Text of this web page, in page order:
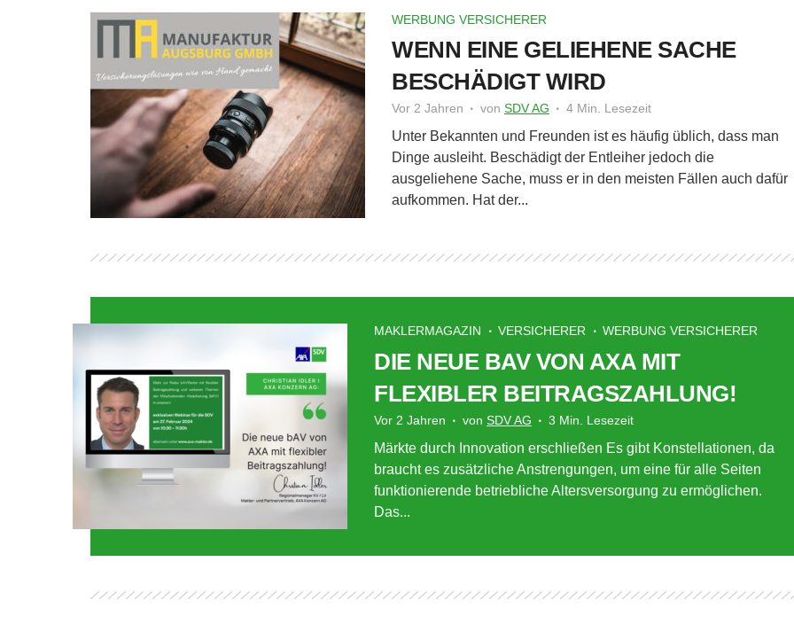
WERBUNG VERSICHERER
WENN EINE GELIEHENE SACHE
BESCHÄDIGT WIRD
Vor 2 Jahren von SDV AG 4 Min. Lesezeit
Unter Bekannten und Freunden ist es häufig üblich, dass man
Dinge ausleiht. Beschädigt der Entleiher jedoch die
ausgeliehene Sache, muss er in den meisten Fällen auch dafür
aufkommen. Hat der...
MAKLERMAGAZIN VERSICHERER WERBUNG VERSICHERER
DIE NEUE BAV VON AXA MIT
FLEXIBLER BEITRAGSZAHLUNG!
Vor 2 Jahren von SDV AG 3 Min. Lesezeit
Märkte durch Innovation erschließen Es gibt Konstellationen, da
braucht es zusätzliche Anstrengungen, um eine für alle Seiten
funktionierende betriebliche Altersversorgung zu ermöglichen.
Das...